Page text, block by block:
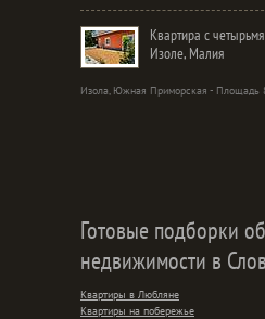
Квартира с
Изоле, Малия
Изола, Южная Приморская - Площадь
Готовые подборки
недвижимости в
Квартиры в Любляне
Квартиры на побережье